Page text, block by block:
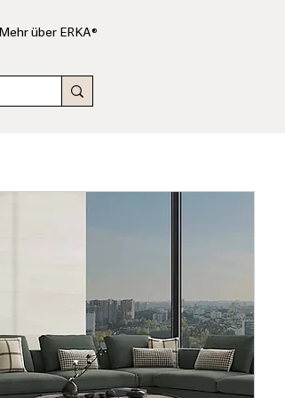
Mehr über ERKA®